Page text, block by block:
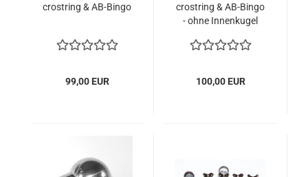
crostring & AB-​Bingo
99,00 EUR
crostring & AB-​Bingo
- ohne In­nen­ku­gel
100,00 EUR